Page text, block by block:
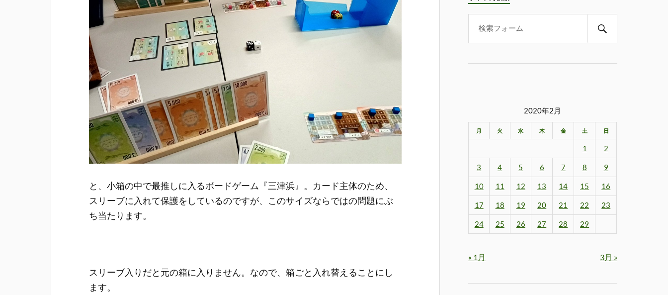
と、小箱の中で最推しに入るボードゲーム『三津浜』。カード主体のため、
スリーブに入れて保護をしているのですが、このサイズならではの問題にぶ
ち当たります。
スリーブ入りだと元の箱に入りません。なので、箱ごと入れ替えることにし
ます。
2020年2月
月 火 水 木 金 土 日
1 2
3 4 5 6 7 8 9
10 11 12 13 14 15 16
17 18 19 20 21 22 23
24 25 26 27 28 29
« 1月 3月 »